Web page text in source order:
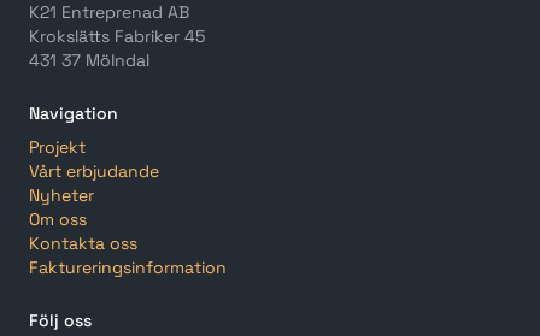
K21 Entreprenad AB
Krokslätts Fabriker 45
431 37 Mölndal
Navigation
Projekt
Vårt erbjudande
Nyheter
Om oss
Kontakta oss
Faktureringsinformation
Följ oss